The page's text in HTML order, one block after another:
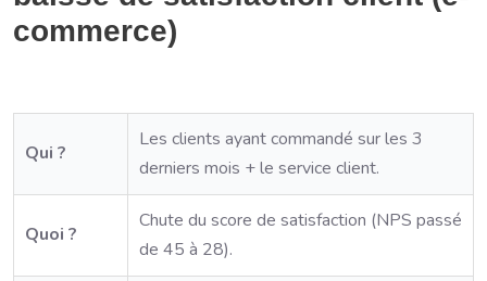
commerce)
Qui ?
Les clients ayant commandé sur les 3
derniers mois + le service client.
Quoi ?
Chute du score de satisfaction (NPS passé
de 45 à 28).